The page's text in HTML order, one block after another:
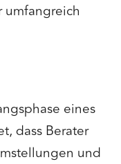
umfangreich
eines
dass Berater
und